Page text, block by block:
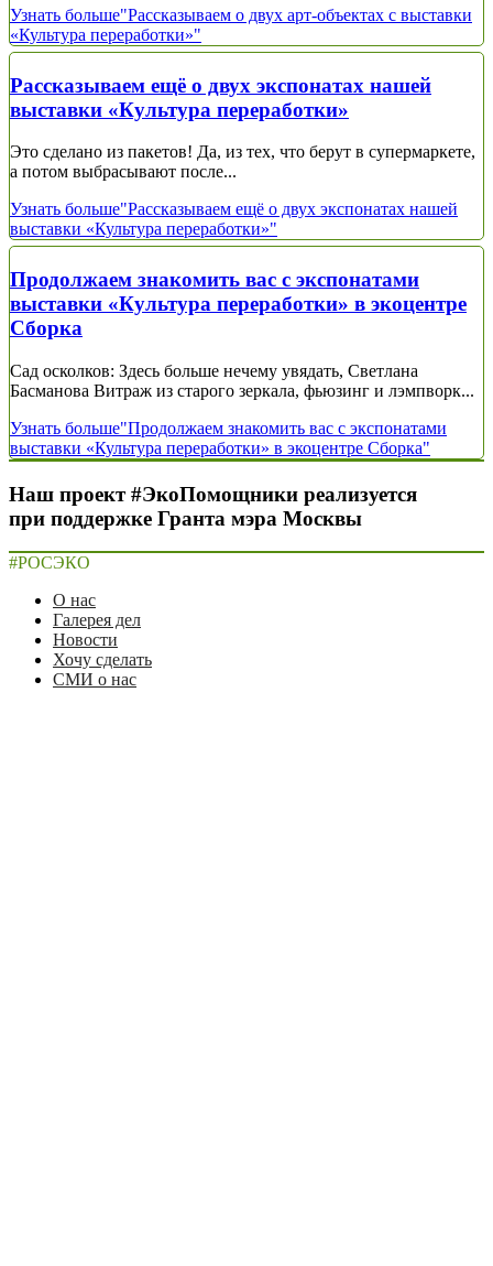
Узнать больше"Рассказываем о двух арт-объектах с выставки
«Культура переработки»"
Рассказываем ещё о двух экспонатах нашей
выставки «Культура переработки»
Это сделано из пакетов! Да, из тех, что берут в супермаркете,
а потом выбрасывают после...
Узнать больше"Рассказываем ещё о двух экспонатах нашей
выставки «Культура переработки»"
Продолжаем знакомить вас с экспонатами
выставки «Культура переработки» в экоцентре
Сборка
Сад осколков: Здесь больше нечему увядать, Светлана
Басманова Витраж из старого зеркала, фьюзинг и лэмпворк...
Узнать больше"Продолжаем знакомить вас с экспонатами
выставки «Культура переработки» в экоцентре Сборка"
Наш проект #ЭкоПомощники реализуется
при поддержке Гранта мэра Москвы
#РОСЭКО
О нас
Галерея дел
Новости
Хочу сделать
СМИ о нас